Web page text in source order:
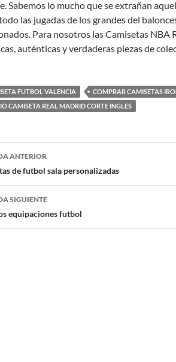
Sabemos lo mucho que se extrañan
las jugadas de los grandes del
Para nosotros las Camisetas NBA
auténticas y verdaderas piezas de
FUTBOL VALENCIA
COMPRAR CAMISETAS
CAMISETA REAL MADRID CORTE INGLES
ANTERIOR
de futbol sala personalizadas
SIGUIENTE
equipaciones futbol